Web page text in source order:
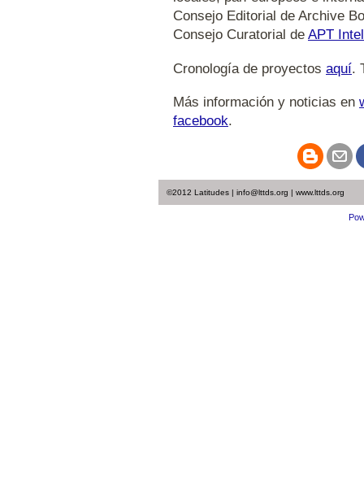
Consejo Editorial de Archive
Consejo Curatorial de APT
Cronología de proyectos aquí.
Más información y noticias en
facebook.
©2012 Latitudes | info@lttds.org | www.lttds.org